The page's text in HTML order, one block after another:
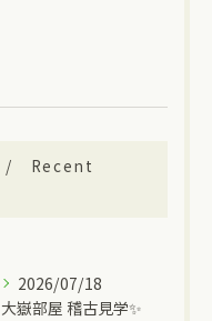
Recent
2026/07/18
大嶽部屋 稽古見学✨